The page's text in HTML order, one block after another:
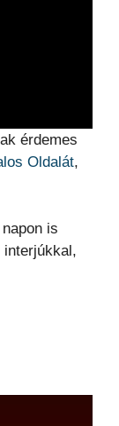
érdemes
Oldalát,
is